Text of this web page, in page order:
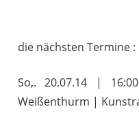
die nächsten Termine :
So,. 20.07.14 |
Weißenthurm |